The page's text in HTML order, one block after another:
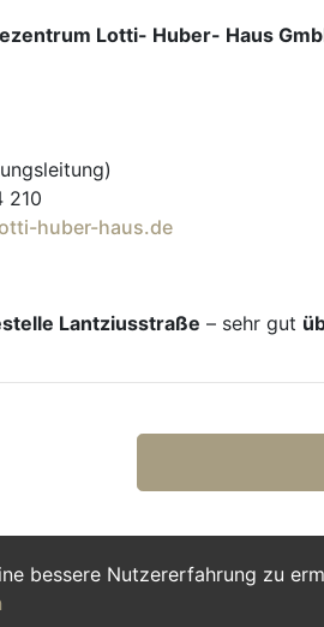
bessere Nutzererfahrung zu
Lotti- Huber- Haus
210
huber-haus.de
Lantziusstraße – sehr gut